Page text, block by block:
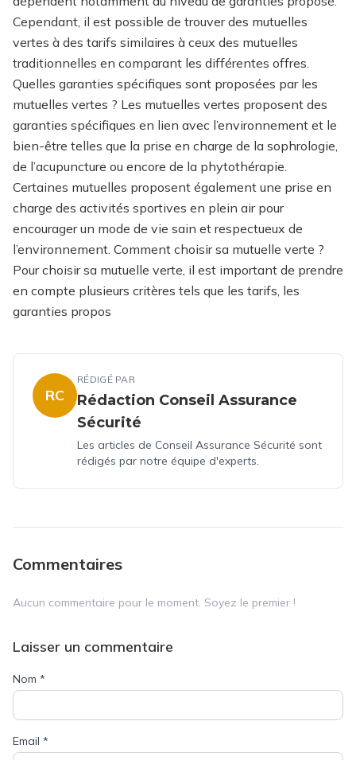
Cependant, il est possible de trouver des mutuelles
vertes à des tarifs similaires à ceux des mutuelles
traditionnelles en comparant les différentes offres.
Quelles garanties spécifiques sont proposées par les
mutuelles vertes ? Les mutuelles vertes proposent des
garanties spécifiques en lien avec l’environnement et le
bien-être telles que la prise en charge de la sophrologie,
de l’acupuncture ou encore de la phytothérapie.
Certaines mutuelles proposent également une prise en
charge des activités sportives en plein air pour
encourager un mode de vie sain et respectueux de
l’environnement. Comment choisir sa mutuelle verte ?
Pour choisir sa mutuelle verte, il est important de prendre
en compte plusieurs critères tels que les tarifs, les
garanties propos
RC
RÉDIGÉ PAR
Rédaction Conseil Assurance
Sécurité
Les articles de Conseil Assurance Sécurité sont
rédigés par notre équipe d'experts.
Commentaires
Aucun commentaire pour le moment. Soyez le premier !
Laisser un commentaire
Nom *
Email *